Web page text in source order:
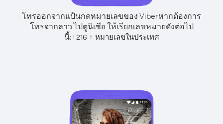
โทรออกจากแป้นกดหมายเลขของ Viberหากต้องการ
โทรจากลาว ไปตูนิเซีย ให้เรียกเลขหมายดังต่อไป
นี้:+216 + หมายเลขในประเทศ